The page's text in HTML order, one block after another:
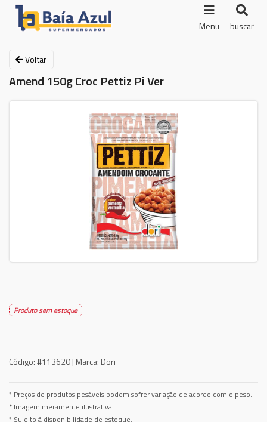
Menu buscar
Voltar
Amend 150g Croc Pettiz Pi Ver
Produto sem estoque
Código:#113620 | Marca: Dori
* Preços de produtos pesáveis podem sofrer variação de acordo com o peso.
* Imagem meramente ilustrativa.
* Sujeito à disponibilidade de estoque.